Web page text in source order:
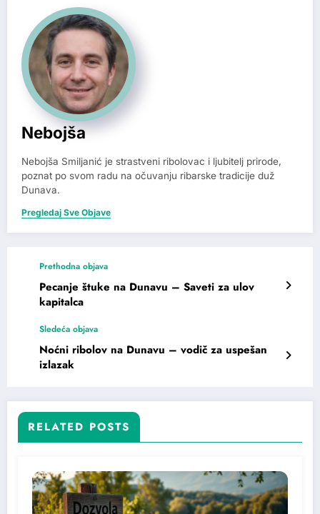
Nebojša
Nebojša Smiljanić je strastveni ribolovac i ljubitelj prirode,
poznat po svom radu na očuvanju ribarske tradicije duž
Dunava.
Pregledaj Sve Objave
Prethodna objava
Pecanje štuke na Dunavu – Saveti za ulov
kapitalca
Sledeća objava
Noćni ribolov na Dunavu – vodič za uspešan
izlazak
RELATED POSTS